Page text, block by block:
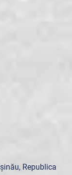
Republica